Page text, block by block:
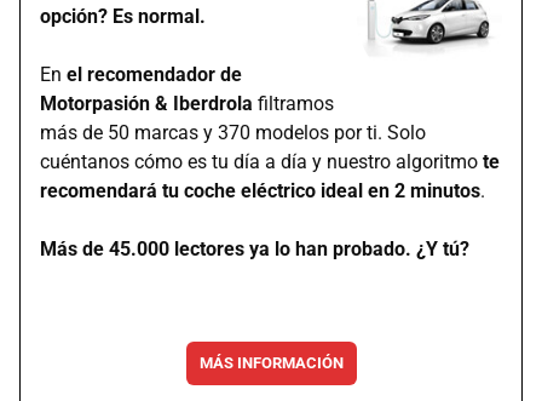
opción? Es normal.
En el recomendador de
Motorpasión & Iberdrola filtramos
más de 50 marcas y 370 modelos por ti. Solo
cuéntanos cómo es tu día a día y nuestro algoritmo te
recomendará tu coche eléctrico ideal en 2 minutos.
Más de 45.000 lectores ya lo han probado. ¿Y tú?
MÁS INFORMACIÓN